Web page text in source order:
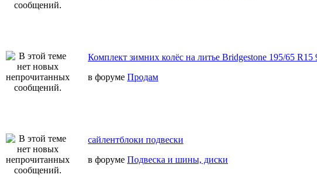
Комплект зимних колёс на литье Bridgestone 195/65 R15
в форуме Продам
сайлентблоки подвески
в форуме Подвеска и шины, диски